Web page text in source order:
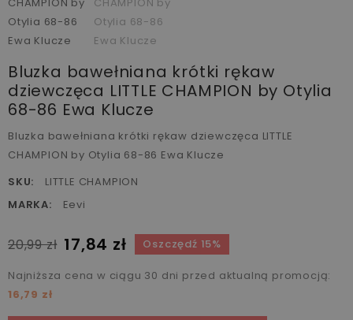
Bluzka bawełniana krótki rękaw
dziewczęca LITTLE CHAMPION by Otylia
68-86 Ewa Klucze
Bluzka bawełniana krótki rękaw dziewczęca LITTLE
CHAMPION by Otylia 68-86 Ewa Klucze
SKU:
LITTLE CHAMPION
MARKA:
Eevi
20,99 zł 17,84 zł Oszczędź 15%
Najniższa cena w ciągu 30 dni przed aktualną promocją:
16,79 zł